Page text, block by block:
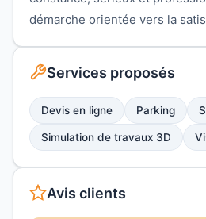
démarche orientée vers la
Services proposés
Devis en ligne Parking
Simulation de travaux 3D
Avis clients